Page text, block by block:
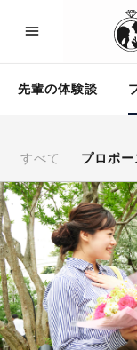
先輩の体験談
すべて プロポ
プロポーズサ
プロポーズ